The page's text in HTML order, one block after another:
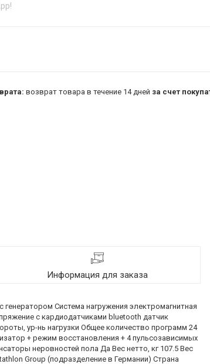
возврат товара в течение 14 дней за счет
Информация для заказа
генератором Система нагружения электромагнитная
с кардиодатчиками bluetooth датчик
ур-нь нагрузки Общее количество программ 24
+ режим восстановления + 4 пульсозависимых
неровностей пола Да Вес нетто, кг 107.5 Вес
Group (подразделение в Германии) Страна